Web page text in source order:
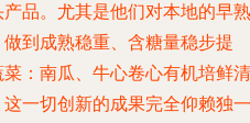
品。尤其是他们对本地的早熟
到成熟稳重、含糖量稳步提
：南瓜、牛心卷心有机培鲜清
一切创新的成果完全仰赖独一